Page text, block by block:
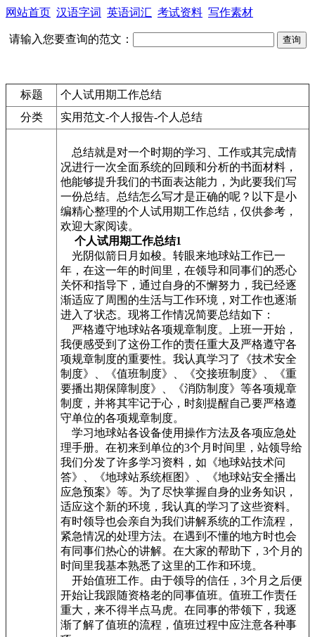
网站首页 汉语字词 英语词汇 考试资料 写作素材
请输入您要查询的范文：
标题
个人试用期工作总结
分类
实用范文-个人报告-个人总结
总结就是对一个时期的学习、工作或其完成情
况进行一次全面系统的回顾和分析的书面材料，
他能够提升我们的书面表达能力，为此要我们写
一份总结。总结怎么写才是正确的呢？以下是小
编精心整理的个人试用期工作总结，仅供参考，
欢迎大家阅读。
个人试用期工作总结1
光阴似箭日月如梭。转眼来地球站工作已一
年，在这一年的时间里，在领导和同事们的悉心
关怀和指导下，通过自身的不懈努力，我已经逐
渐适应了周围的生活与工作环境，对工作也逐渐
进入了状态。现将工作情况简要总结如下：
严格遵守地球站各项规章制度。上班一开始，
我便感受到了这份工作的责任重大及严格遵守各
项规章制度的重要性。我认真学习了《技术安全
制度》、《值班制度》、《交接班制度》、《重
要播出期保障制度》、《消防制度》等各项规章
制度，并将其牢记于心，时刻提醒自己要严格遵
守单位的各项规章制度。
学习地球站各设备使用操作方法及各项应急处
理手册。在初来到单位的3个月时间里，站领导给
我们分发了许多学习资料，如《地球站技术问
答》、《地球站系统框图》、《地球站安全播出
应急预案》等。为了尽快掌握自身的业务知识，
适应这个新的环境，我认真的学习了这些资料。
有时领导也会亲自为我们讲解系统的工作流程，
紧急情况的处理方法。在遇到不懂的地方时也会
有同事们热心的讲解。在大家的帮助下，3个月的
时间里我基本熟悉了这里的工作和环境。
开始值班工作。由于领导的信任，3个月之后便
开始让我跟随资格老的同事值班。值班工作责任
重大，来不得半点马虎。在同事的带领下，我逐
渐了解了值班的流程，值班过程中应注意各种事